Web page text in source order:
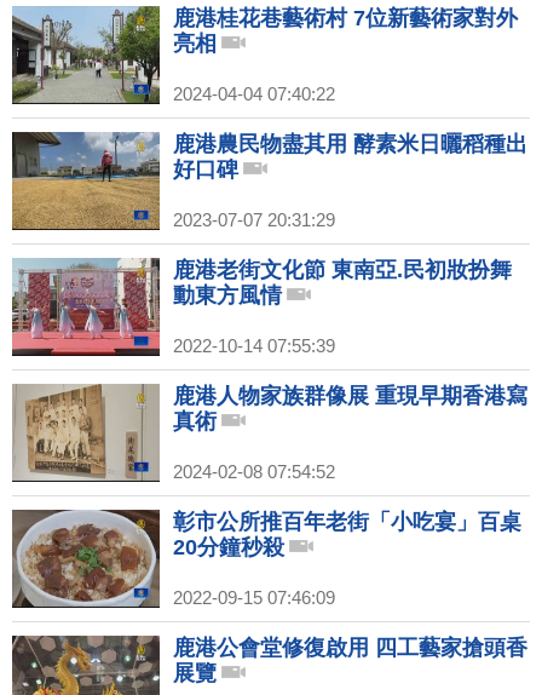
鹿港桂花巷藝術村 7位新藝術家對外
亮相
2024-04-04 07:40:22
鹿港農民物盡其用 酵素米日曬稻種出
好口碑
2023-07-07 20:31:29
鹿港老街文化節 東南亞.民初妝扮舞
動東方風情
2022-10-14 07:55:39
鹿港人物家族群像展 重現早期香港寫
真術
2024-02-08 07:54:52
彰市公所推百年老街「小吃宴」百桌
20分鐘秒殺
2022-09-15 07:46:09
鹿港公會堂修復啟用 四工藝家搶頭香
展覽